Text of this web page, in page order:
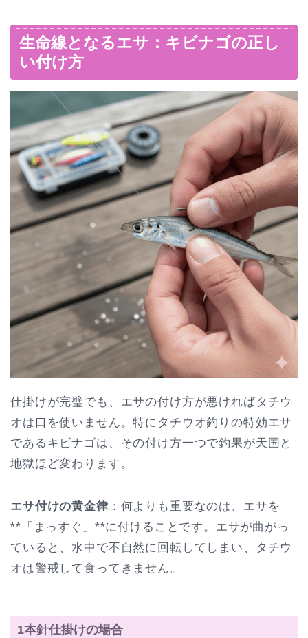
生命線となるエサ：キビナゴの正し
い付け方
仕掛けが完璧でも、エサの付け方が悪ければタチウ
オは口を使いません。特にタチウオ釣りの特効エサ
であるキビナゴは、その付け方一つで釣果が天国と
地獄ほど変わります。
エサ付けの黄金律 ：何よりも重要なのは、エサを
**「まっすぐ」**に付けることです。エサが曲がっ
ていると、水中で不自然に回転してしまい、タチウ
オは警戒して食ってきません。
1本針仕掛けの場合